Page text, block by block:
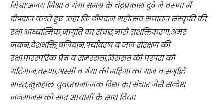
मिश्रा’अजय मिश्रा व गंगा समग्र के चंद्रप्रकाश दुबे ने वरूणा में
दीपदान करते हुए कहा कि दीपदान महोत्सव सनातन संस्कृति की
रक्षा,आध्यात्मिक,जागृति का संचार,नारी सशक्तिकरण,अमर
जवान,देशभक्ति,बलिदान,पर्यावरण व जल संरक्षण की
रक्षा,पारस्परिक प्रेम व समरसता,विरासत की परंपरा को
गतिमान,वरूणा,अस्सी व गंगा की महिमा का गान व समृद्धि
भारत,खुशहाल युवा,रचनात्मक दिशा का संचार जैसे सन्देश
जनमानस को सात आयामों के साथ दिया।